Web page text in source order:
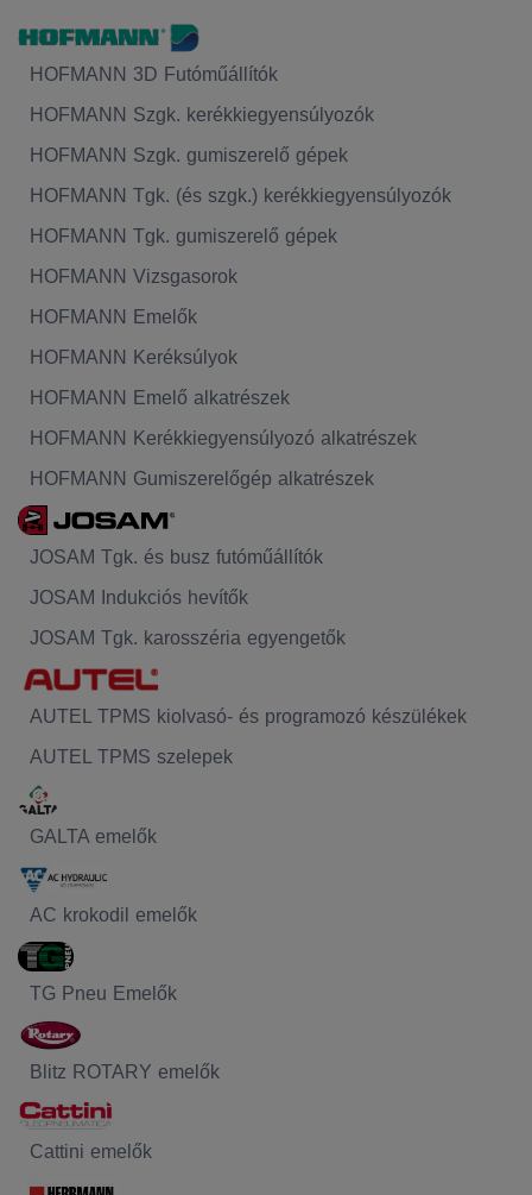
HOFMANN 3D Futóműállítók
HOFMANN Szgk. kerékkiegyensúlyozók
HOFMANN Szgk. gumiszerelő gépek
HOFMANN Tgk. (és szgk.) kerékkiegyensúlyozók
HOFMANN Tgk. gumiszerelő gépek
HOFMANN Vizsgasorok
HOFMANN Emelők
HOFMANN Keréksúlyok
HOFMANN Emelő alkatrészek
HOFMANN Kerékkiegyensúlyozó alkatrészek
HOFMANN Gumiszerelőgép alkatrészek
JOSAM Tgk. és busz futóműállítók
JOSAM Indukciós hevítők
JOSAM Tgk. karosszéria egyengetők
AUTEL TPMS kiolvasó- és programozó készülékek
AUTEL TPMS szelepek
GALTA emelők
AC krokodil emelők
TG Pneu Emelők
Blitz ROTARY emelők
Cattini emelők